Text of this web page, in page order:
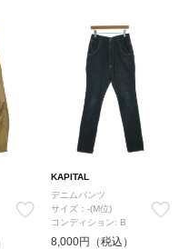
KAPITAL
デニムパンツ
サイズ：-(M位)
コンディション: B
8,000円（税込）